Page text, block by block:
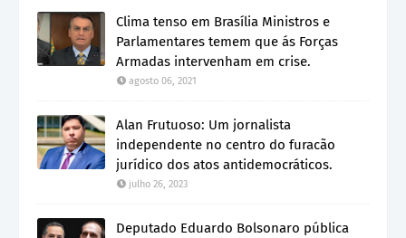
Clima tenso em Brasília Ministros e
Parlamentares temem que ás Forças
Armadas intervenham em crise.
agosto 06, 2021
Alan Frutuoso: Um jornalista
independente no centro do furacão
jurídico dos atos antidemocráticos.
julho 26, 2023
Deputado Eduardo Bolsonaro pública